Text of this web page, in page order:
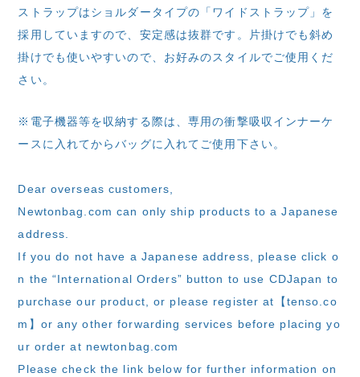
ストラップはショルダータイプの「ワイドストラップ」を
採用していますので、安定感は抜群です。片掛けでも斜め
掛けでも使いやすいので、お好みのスタイルでご使用くだ
さい。
※電子機器等を収納する際は、専用の衝撃吸収インナーケ
ースに入れてからバッグに入れてご使用下さい。
Dear overseas customers,
Newtonbag.com can only ship products to a Japanese
address.
If you do not have a Japanese address, please click o
n the “International Orders” button to use CDJapan to
purchase our product, or please register at【tenso.co
m】or any other forwarding services before placing yo
ur order at newtonbag.com
Please check the link below for further information on